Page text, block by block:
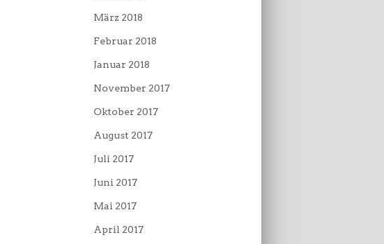
März 2018
Februar 2018
Januar 2018
November 2017
Oktober 2017
August 2017
Juli 2017
Juni 2017
Mai 2017
April 2017